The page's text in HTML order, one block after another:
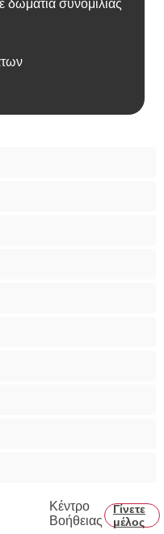
δωμάτια συνομιλίας
Κέντρο
Βοήθειας
Γίνετε
μέλος